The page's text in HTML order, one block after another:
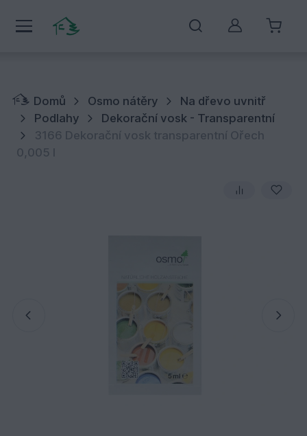
Můj účet
Domů Osmo nátěry
Na dřevo uvnitř
Podlahy
Dekorační vosk - Transparentní
3166 Dekorační vosk transparentní Ořech
0,005 l